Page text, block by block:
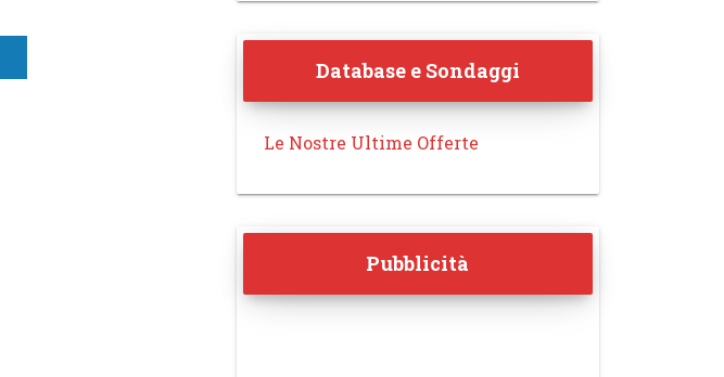
Database e Sondaggi
Le Nostre Ultime Offerte
Pubblicità